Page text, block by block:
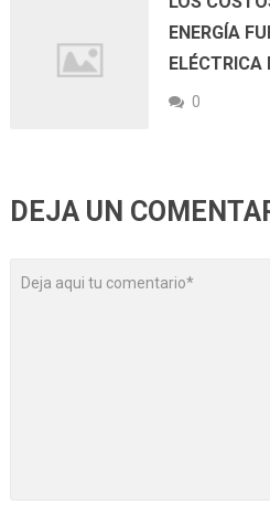
ENERGÍA
0
DEJA UN